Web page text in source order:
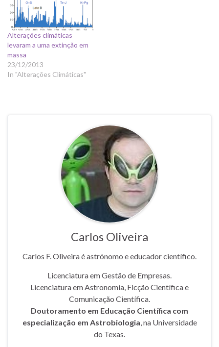
Alterações climáticas
levaram a uma extinção em
massa
23/12/2013
In "Alterações Climáticas"
Carlos Oliveira
Carlos F. Oliveira é astrónomo e educador científico.
Licenciatura em Gestão de Empresas.
Licenciatura em Astronomia, Ficção Científica e
Comunicação Científica.
Doutoramento em Educação Científica com
especialização em Astrobiologia, na Universidade
do Texas.